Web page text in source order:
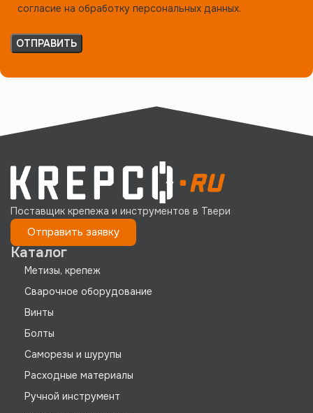
согласие на обработку персональных данных.
Поставщик крепежа и инструментов в Твери
Отправить заявку
Каталог
Метизы, крепеж
Сварочное оборудование
Винты
Болты
Саморезы и шурупы
Расходные материалы
Ручной инструмент